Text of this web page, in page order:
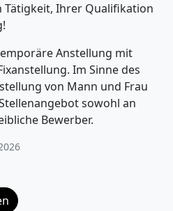
Tätigkeit, Ihrer Qualifikation
Anstellung mit
Im Sinne des
von Mann und Frau
sowohl an
Bewerber.